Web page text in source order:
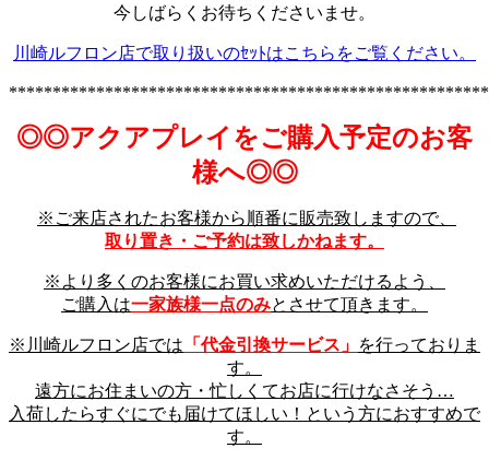
今しばらくお待ちくださいませ。
川崎ルフロン店で取り扱いのｾｯﾄはこちらをご覧ください。
◎◎アクアプレイをご購入予定のお客
様へ◎◎
※ご来店されたお客様から順番に販売致しますので、
取り置き・ご予約は致しかねます。
※より多くのお客様にお買い求めいただけるよう、
ご購入は一家族様一点のみとさせて頂きます。
※川崎ルフロン店では 「代金引換サービス」 を行っておりま
す。
遠方にお住まいの方・忙しくてお店に行けなさそう…
入荷したらすぐにでも届けてほしい！という方におすすめで
す。